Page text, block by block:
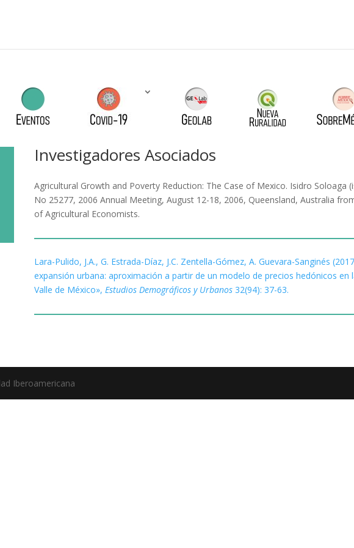
Investigadores Asociados
Agricultural Growth and Poverty Reduction: The Case of Mexico. Isidro Soloaga
No 25277, 2006 Annual Meeting, August 12-18, 2006, Queensland, Australia
of Agricultural Economists.
Lara-Pulido, J.A., G. Estrada-Díaz, J.C. Zentella-Gómez, A. Guevara-Sanginés
expansión urbana: aproximación a partir de un modelo de precios hedónicos
Valle de México», Estudios Demográficos y Urbanos 32(94): 37-63.
Iberoamericana